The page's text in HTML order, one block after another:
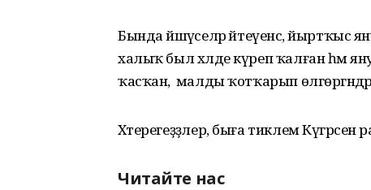
Бында йәшәүселәр әйтеүенсә, йыртҡыс
халыҡ был хәлде күреп ҡалған һәм
ҡасҡан, ә малды ҡотҡарып
Хәтерегеҙҙәлер, быға тиклем
Читайте нас